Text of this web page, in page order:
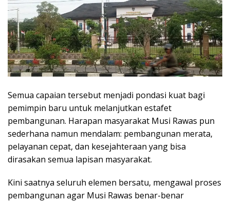
Semua capaian tersebut menjadi pondasi kuat bagi
pemimpin baru untuk melanjutkan estafet
pembangunan. Harapan masyarakat Musi Rawas pun
sederhana namun mendalam: pembangunan merata,
pelayanan cepat, dan kesejahteraan yang bisa
dirasakan semua lapisan masyarakat.
Kini saatnya seluruh elemen bersatu, mengawal proses
pembangunan agar Musi Rawas benar-benar